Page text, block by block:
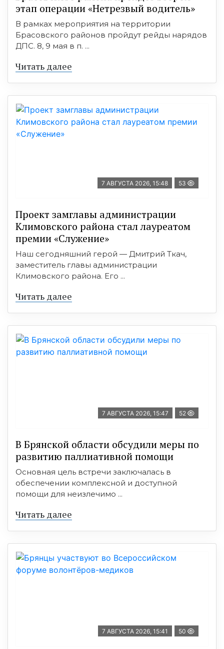
этап операции «Нетрезвый водитель»
В рамках мероприятия на территории
Брасовского районов пройдут рейды нарядов
ДПС. 8, 9 мая в п. ...
Читать далее
7 АВГУСТА 2026, 15:48 53
Проект замглавы администрации
Климовского района стал лауреатом
премии «Служение»
Наш сегодняшний герой — Дмитрий Ткач,
заместитель главы администрации
Климовского района. Его ...
Читать далее
7 АВГУСТА 2026, 15:47 52
В Брянской области обсудили меры по
развитию паллиативной помощи
Основная цель встречи заключалась в
обеспечении комплексной и доступной
помощи для неизлечимо ...
Читать далее
7 АВГУСТА 2026, 15:41 50